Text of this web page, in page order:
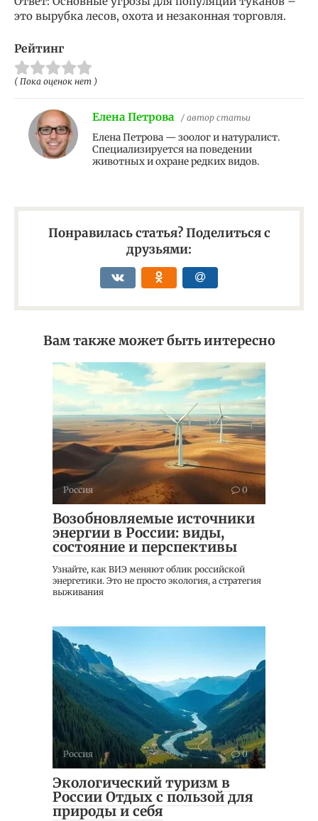
это вырубка лесов, охота и незаконная торговля.
Рейтинг
( Пока оценок нет )
Елена Петрова / автор статьи
Елена Петрова — зоолог и натуралист.
Специализируется на поведении
животных и охране редких видов.
Понравилась статья? Поделиться с
друзьями:
Вам также может быть интересно
Россия 0
Возобновляемые источники
энергии в России: виды,
состояние и перспективы
Узнайте, как ВИЭ меняют облик российской
энергетики. Это не просто экология, а стратегия
выживания
Россия 0
Экологический туризм в
России Отдых с пользой для
природы и себя